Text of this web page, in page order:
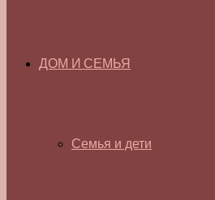
ДОМ И СЕМЬЯ
Семья и дети